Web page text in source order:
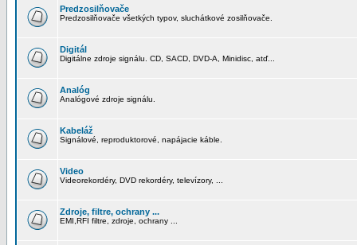
Predzosilňovače
Predzosilňovače všetkých typov, sluchátkové zosilňovače.
Digitál
Digitálne zdroje signálu. CD, SACD, DVD-A, Minidisc, atď...
Analóg
Analógové zdroje signálu.
Kabeláž
Signálové, reproduktorové, napájacie káble.
Video
Videorekordéry, DVD rekordéry, televízory, ...
Zdroje, filtre, ochrany ...
EMI,RFI filtre, zdroje, ochrany ...